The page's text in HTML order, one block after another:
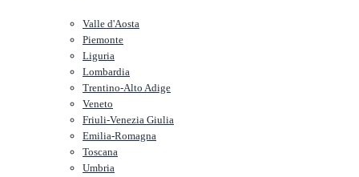
Valle d'Aosta
Piemonte
Liguria
Lombardia
Trentino-Alto Adige
Veneto
Friuli-Venezia Giulia
Emilia-Romagna
Toscana
Umbria